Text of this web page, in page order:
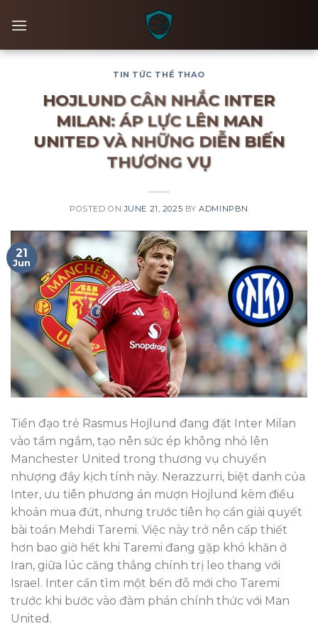
TIN TỨC THỂ THAO
HOJLUND CÂN NHẮC INTER
MILAN: ÁP LỰC LÊN MAN
UNITED VÀ NHỮNG DIỄN BIẾN
THƯƠNG VỤ
POSTED ONJUNE 21, 2025 BYADMINPBN
21
Jun
Tiền đạo trẻ Rasmus Hojlund đang đặt Inter Milan
vào tầm ngắm, tạo nên sức ép không nhỏ lên
Manchester United trong thương vụ chuyển
nhượng đầy kịch tính này. Nerazzurri, biệt danh của
Inter, ưu tiên phương án mượn Hojlund kèm điều
khoản mua đứt, nhưng trước tiên họ cần giải quyết
bài toán Mehdi Taremi. Việc này trở nên cấp thiết
hơn bao giờ hết khi Taremi đang gặp khó khăn ở
Iran, giữa lúc căng thẳng chính trị leo thang với
Israel. Inter cần tìm một bến đỗ mới cho Taremi
trước khi bước vào đàm phán chính thức với Man
United.